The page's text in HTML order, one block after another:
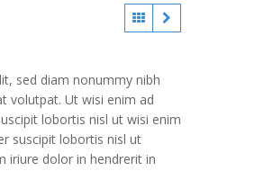
sed diam nonummy nibh
volutpat. Ut wisi enim ad
lobortis nisl ut wisi enim
suscipit lobortis nisl ut
iriure dolor in hendrerit in